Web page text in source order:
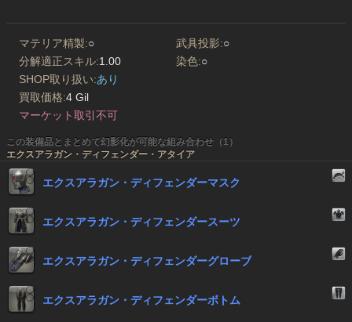
マテリア精製:○ 武具投影:○
分解適正スキル:1.00 染色:○
SHOP取り扱い:あり
買取価格:4 Gil
マーケット取引不可
この装備品とまとめて幻影化が可能な組み合わせ（1）
エクスアラガン・ディフェンダー・アタイア
エクスアラガン・ディフェンダーマスク
エクスアラガン・ディフェンダースーツ
エクスアラガン・ディフェンダーグローブ
エクスアラガン・ディフェンダーボトム